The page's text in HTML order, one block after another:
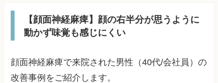
【顔面神経麻痺】顔の右半分が思うように
動かず味覚も感じにくい
顔面神経麻痺で来院された男性（40代/会社員）の
改善事例をご紹介します。